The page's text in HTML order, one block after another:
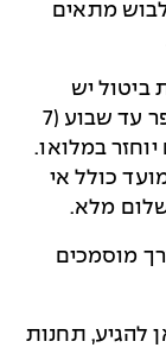
לבוש מתאים
ביטול יש
לשלוח בכתב בדוא"ל למשרדי בית הספר עד שבוע (7
במלואו.
כולל אי
מלא.
מוסמכים
להגיע, תחנות